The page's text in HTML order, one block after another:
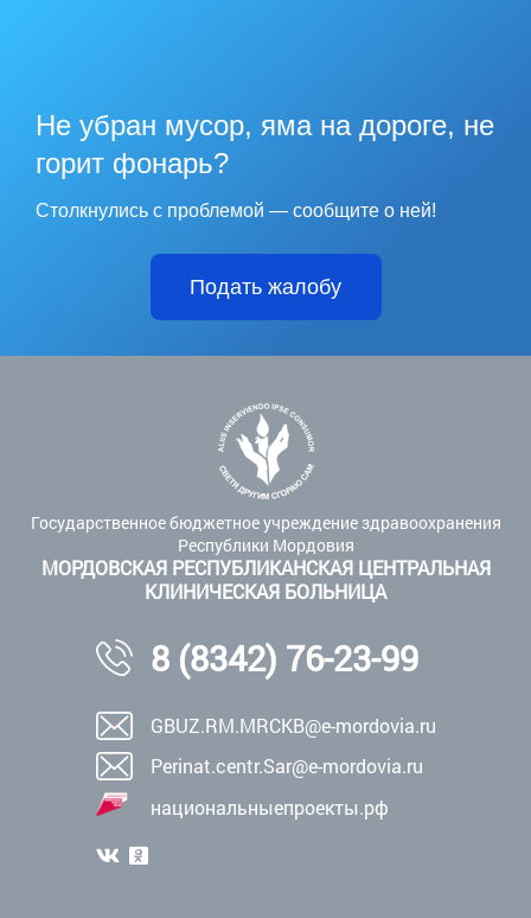
Не убран мусор, яма на дороге, не
горит фонарь?
Столкнулись с проблемой — сообщите о ней!
Подать жалобу
Государственное бюджетное учреждение здравоохранения
Республики Мордовия
МОРДОВСКАЯ РЕСПУБЛИКАНСКАЯ ЦЕНТРАЛЬНАЯ
КЛИНИЧЕСКАЯ БОЛЬНИЦА
8 (8342) 76-23-99
GBUZ.RM.MRCKB@e-mordovia.ru
Perinat.centr.Sar@e-mordovia.ru
национальныепроекты.рф